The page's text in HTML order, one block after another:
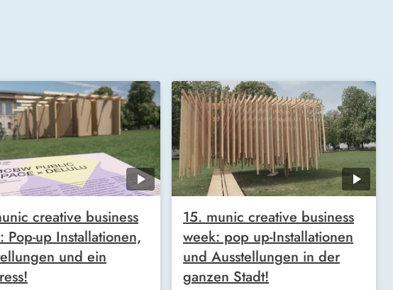
creative business
Pop-up Installationen,
und ein
15. munic creative business
week: pop up-Installationen
und Ausstellungen in der
ganzen Stadt!